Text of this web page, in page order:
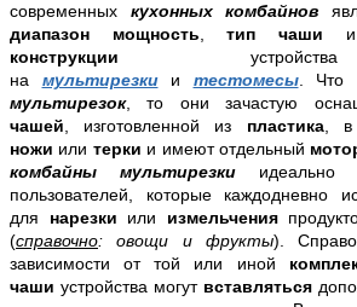
современных кухонных комбайнов
диапазон мощность,тип чаши
конструкции
на мультирезки и тестомесы. Что
мультирезок, то они зачастую
чашей, изготовленной из пластика, в
ножи или терки и имеют отдельный
комбайны мультирезки идеально
пользователей, которые каждодневно
для нарезки или измельчения
(справочно: овощи и фрукты).
зависимости от той или иной
чаши устройства могут вставляться